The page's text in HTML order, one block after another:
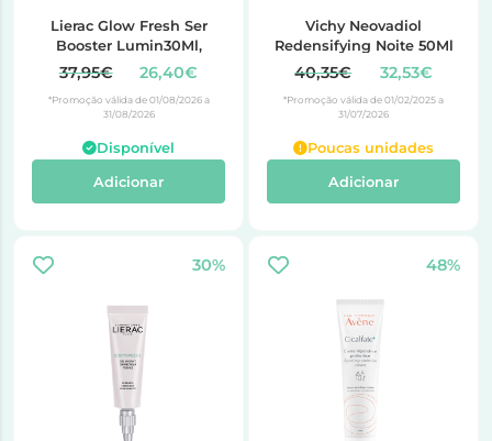
Lierac Glow Fresh Ser
Booster Lumin30Ml,
37,95€ 26,40€
*Promoção válida de 01/08/2026 a
31/08/2026
Disponível
Adicionar
Vichy Neovadiol
Redensifying Noite 50Ml
40,35€ 32,53€
*Promoção válida de 01/02/2025 a
31/07/2026
Poucas unidades
Adicionar
30% 48%